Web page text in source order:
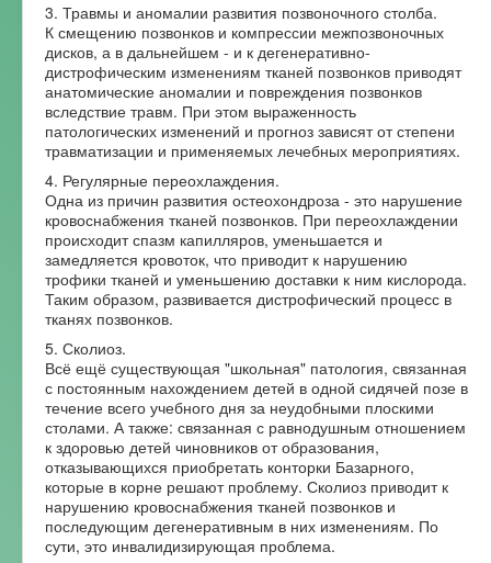
3. Травмы и аномалии развития позвоночного столба.
К смещению позвонков и компрессии межпозвоночных
дисков, а в дальнейшем - и к дегенеративно-
дистрофическим изменениям тканей позвонков приводят
анатомические аномалии и повреждения позвонков
вследствие травм. При этом выраженность
патологических изменений и прогноз зависят от степени
травматизации и применяемых лечебных мероприятиях.
4. Регулярные переохлаждения.
Одна из причин развития остеохондроза - это нарушение
кровоснабжения тканей позвонков. При переохлаждении
происходит спазм капилляров, уменьшается и
замедляется кровоток, что приводит к нарушению
трофики тканей и уменьшению доставки к ним кислорода.
Таким образом, развивается дистрофический процесс в
тканях позвонков.
5. Сколиоз.
Всё ещё существующая "школьная" патология, связанная
с постоянным нахождением детей в одной сидячей позе в
течение всего учебного дня за неудобными плоскими
столами. А также: связанная с равнодушным отношением
к здоровью детей чиновников от образования,
отказывающихся приобретать конторки Базарного,
которые в корне решают проблему. Сколиоз приводит к
нарушению кровоснабжения тканей позвонков и
последующим дегенеративным в них изменениям. По
сути, это инвалидизирующая проблема.